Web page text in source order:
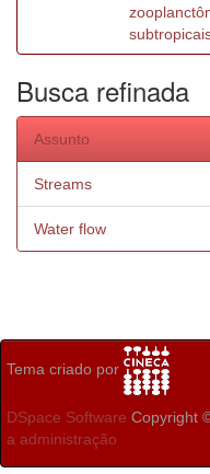
Busca refinada
Assunto
Streams
Water flow
Tema criado por
DSpace Software Copyright
a administração